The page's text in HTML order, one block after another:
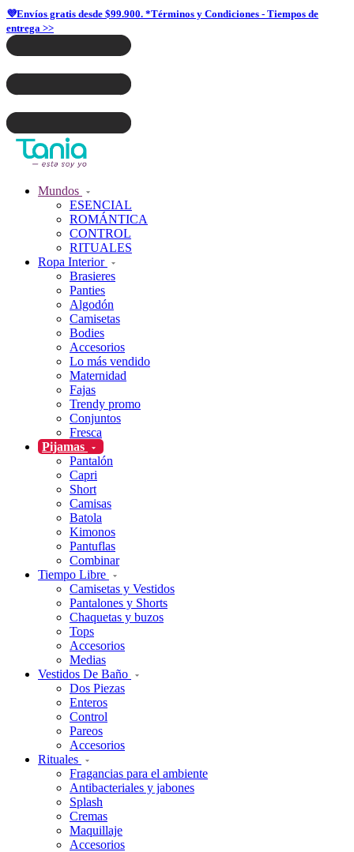
💜Envíos gratis desde $99.900. *Términos y Condiciones - Tiempos de
entrega >>
Mundos
ESENCIAL
ROMÁNTICA
CONTROL
RITUALES
Ropa Interior
Brasieres
Panties
Algodón
Camisetas
Bodies
Accesorios
Lo más vendido
Maternidad
Fajas
Trendy promo
Conjuntos
Fresca
Pijamas
Pantalón
Capri
Short
Camisas
Batola
Kimonos
Pantuflas
Combinar
Tiempo Libre
Camisetas y Vestidos
Pantalones y Shorts
Chaquetas y buzos
Tops
Accesorios
Medias
Vestidos De Baño
Dos Piezas
Enteros
Control
Pareos
Accesorios
Rituales
Fragancias para el ambiente
Antibacteriales y jabones
Splash
Cremas
Maquillaje
Accesorios